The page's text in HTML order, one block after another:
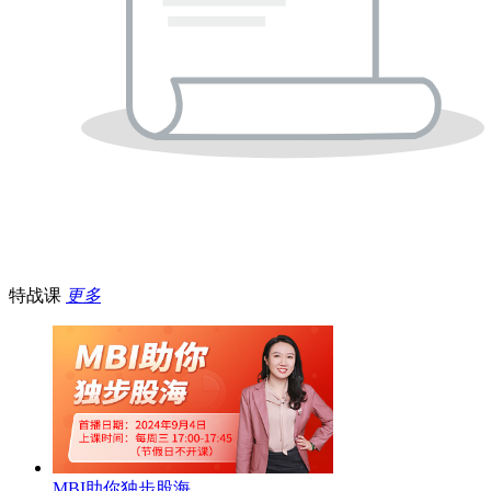
特战课 更多